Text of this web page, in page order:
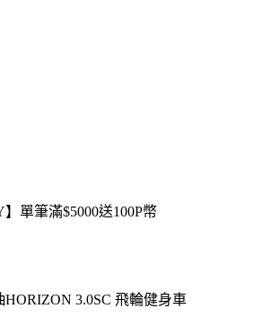
】單筆滿$5000送100P幣
HORIZON 3.0SC 飛輪健身車